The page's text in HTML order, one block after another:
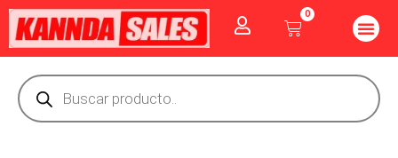
contenido
0
Cart
Búsqueda
de
productos
Buscar
por: